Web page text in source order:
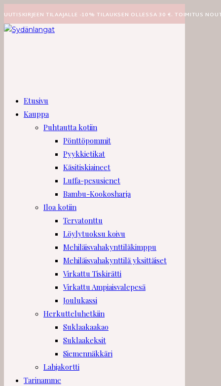
suoraan
sisältöön
UUTISKIRJEEN TILAAJALLE -10% TILAUKSEN OLLESSA 30 €. TOIMITUS
Etusivu
Kauppa
Puhtautta kotiin
Pönttöpommit
Pyykkietikat
Käsitiskiaineet
Luffa-pesusienet
Bambu-Kookosharja
Iloa kotiin
Tervatonttu
Löylytuoksu koivu
Mehiläisvahakynttiläkimppu
Mehiläisvahakynttilä yksittäiset
Virkattu Tiskirätti
Virkattu Ampiaisvalepesä
Joulukassi
Herkutteluhetkiin
Suklaakaakao
Suklaakeksit
Siemennäkkäri
Lahjakortti
Tarinamme